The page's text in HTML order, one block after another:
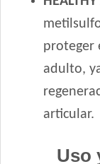
Gran Campeón
Cereales
Gran Pastor
HOP! Perro
Handler Perro
Handler Perro
High Pro Perro
proteger
adulto,
articular.
Uso